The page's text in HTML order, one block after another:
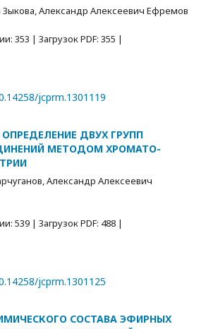
Александр Алексеевич Ефремов
353 | Загрузок PDF: 355 |
jcprm.1301119
ДВУХ ГРУПП
МЕТОДОМ ХРОМАТО-
Александр Алексеевич
539 | Загрузок PDF: 488 |
jcprm.1301125
СОСТАВА ЭФИРНЫХ